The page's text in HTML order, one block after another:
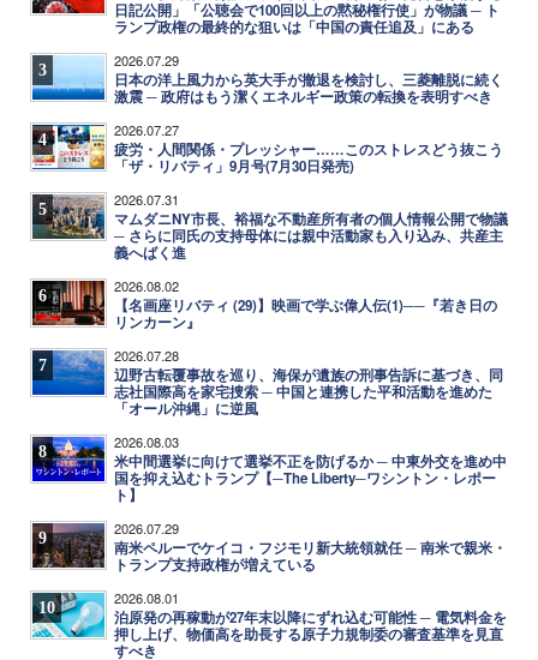
日記公開」「公聴会で100回以上の黙秘権行使」が物議 ─ ト
ランプ政権の最終的な狙いは「中国の責任追及」にある
3 2026.07.29
日本の洋上風力から英大手が撤退を検討し、三菱離脱に続く
激震 ─ 政府はもう潔くエネルギー政策の転換を表明すべき
4 2026.07.27
疲労・人間関係・プレッシャー……このストレスどう抜こう
「ザ・リバティ」9月号(7月30日発売)
5 2026.07.31
マムダニNY市長、裕福な不動産所有者の個人情報公開で物議
─ さらに同氏の支持母体には親中活動家も入り込み、共産主
義へばく進
6 2026.08.02
【名画座リバティ (29)】映画で学ぶ偉人伝(1)──『若き日の
リンカーン』
7 2026.07.28
辺野古転覆事故を巡り、海保が遺族の刑事告訴に基づき、同
志社国際高を家宅捜索 ─ 中国と連携した平和活動を進めた
「オール沖縄」に逆風
8 2026.08.03
米中間選挙に向けて選挙不正を防げるか ─ 中東外交を進め中
国を抑え込むトランプ【─The Liberty─ワシントン・レポー
ト】
9 2026.07.29
南米ペルーでケイコ・フジモリ新大統領就任 ─ 南米で親米・
トランプ支持政権が増えている
10 2026.08.01
泊原発の再稼動が27年末以降にずれ込む可能性 ─ 電気料金を
押し上げ、物価高を助長する原子力規制委の審査基準を見直
すべき